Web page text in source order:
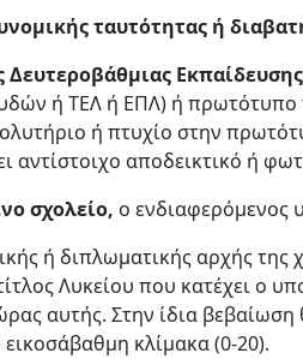
ταυτότητας ή
Εκπαίδευσης
ή ΤΕΛ ή ΕΠΛ) ή πρωτότυπο
ή πτυχίο στην
αντίστοιχο αποδεικτικό ή
σχολείο, ο ενδιαφερόμενος
ή διπλωματικής αρχής
Λυκείου που κατέχει ο
αυτής. Στην ίδια βεβαίωση
κλίμακα (0-20).